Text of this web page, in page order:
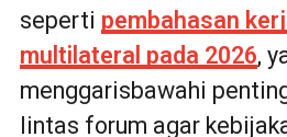
seperti pembahasan
multilateral pada 2026,
menggarisbawahi
lintas forum agar